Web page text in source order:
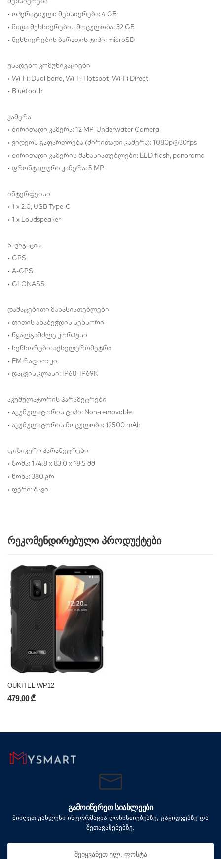
• ოპერატიული მეხსიერება: 4 GB
• შიდა მეხსიერების მოცულობა: 32 GB
• მეხსიერების ბარათის ტიპი: microSD
უსადენო კომუნიკაციები
• Wi-Fi: Dual band, Wi-Fi Hotspot, Wi-Fi Direct
• Bluetooth
კამერა
• ძირითადი კამერა: 12 MP, Underwater Camera
• ვიდეოს გაფართოება (ძირითადი კამერა): 1080p@30fps
• ძირითადი კამერის მახასიათებლები: LED flash, panorama
• ფრონტალური კამერა: 5 MP
ინტერფეისი
• 1 x 2.0, USB Type-C
• 1 x Loudspeaker
ნავიგაცია
• GPS
• A-GPS
• GLONASS
დამატებითი მახასიათებლები
• თითის ანაბეჭდის სენსორი
• წყალგამძლე კორპუსი
• სენსორები: აქსელერომეტრი
• FM რადიო: კი
• დაცვის კლასი: IP68, IP69K
აკუმულატორის პარამეტრები
• აკუმულატორის ტიპი: Non-removable
• აკუმულატორის მოცულობა: 12500 mAh
ფიზიკური პარამეტრები
• ზომა: 174.8 x 83.0 x 18.5 მმ
• წონა: 380 გრ
• ფერი: შავი
რეკომენდირებული პროდუქტები
OUKITEL WP12
479,00 ₾
ᲒᲐᲛᲝᲘᲬᲔᲠᲔᲗ ᲡᲘᲐᲮᲚᲔᲔᲑᲘ
მიიღეთ უახლესი ინფორმაცია ღონისძიებებზე, გაყიდვებზე და
შეთავაზებებზე.